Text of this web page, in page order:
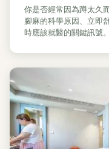
你是否經常因為蹲太久
腳麻的科學原因、立即
時應該就醫的關鍵訊號